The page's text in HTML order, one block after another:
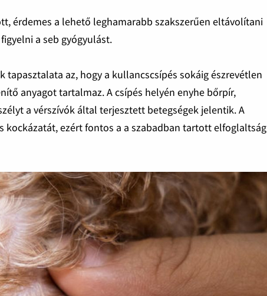
érdemes a lehető leghamarabb szakszerűen eltávolítani
a seb gyógyulást.
az, hogy a kullancscsípés sokáig észrevétlen
anyagot tartalmaz. A csípés helyén enyhe bőrpír,
a vérszívók által terjesztett betegségek jelentik. A
ezért fontos a a szabadban tartott elfoglaltság